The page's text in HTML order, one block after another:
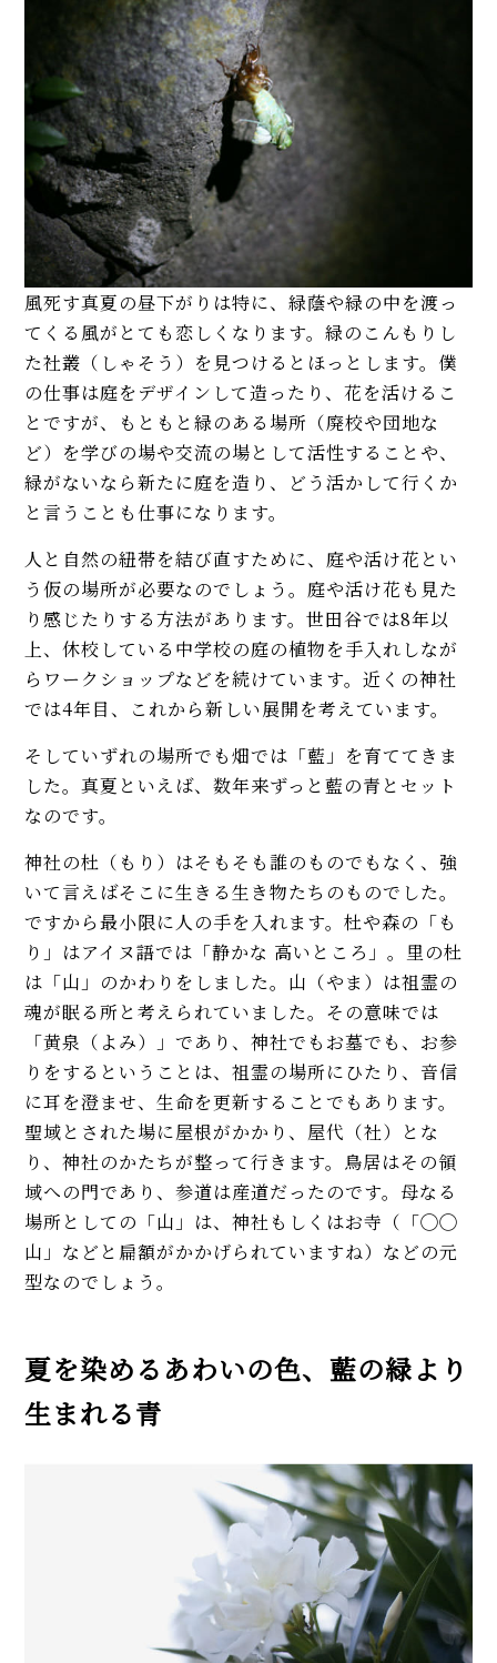
風死す真夏の昼下がりは特に、緑蔭や緑の中を渡っ
てくる風がとても恋しくなります。緑のこんもりし
た社叢（しゃそう）を見つけるとほっとします。僕
の仕事は庭をデザインして造ったり、花を活けるこ
とですが、もともと緑のある場所（廃校や団地な
ど）を学びの場や交流の場として活性することや、
緑がないなら新たに庭を造り、どう活かして行くか
と言うことも仕事になります。
人と自然の紐帯を結び直すために、庭や活け花とい
う仮の場所が必要なのでしょう。庭や活け花も見た
り感じたりする方法があります。世田谷では8年以
上、休校している中学校の庭の植物を手入れしなが
らワークショップなどを続けています。近くの神社
では4年目、これから新しい展開を考えています。
そしていずれの場所でも畑では「藍」を育ててきま
した。真夏といえば、数年来ずっと藍の青とセット
なのです。
神社の杜（もり）はそもそも誰のものでもなく、強
いて言えばそこに生きる生き物たちのものでした。
ですから最小限に人の手を入れます。杜や森の「も
り」はアイヌ語では「静かな 高いところ」。里の杜
は「山」のかわりをしました。山（やま）は祖霊の
魂が眠る所と考えられていました。その意味では
「黄泉（よみ）」であり、神社でもお墓でも、お参
りをするということは、祖霊の場所にひたり、音信
に耳を澄ませ、生命を更新することでもあります。
聖域とされた場に屋根がかかり、屋代（社）とな
り、神社のかたちが整って行きます。鳥居はその領
域への門であり、参道は産道だったのです。母なる
場所としての「山」は、神社もしくはお寺（「◯◯
山」などと扁額がかかげられていますね）などの元
型なのでしょう。
夏を染めるあわいの色、藍の緑より
生まれる青